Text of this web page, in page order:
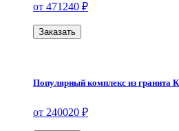
от 471240 ₽
Заказать
Популярный комплекс из гранита
от 240020 ₽